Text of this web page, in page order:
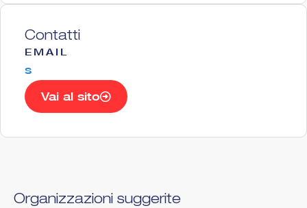
Contatti
EMAIL
s
Vai al sito
Organizzazioni suggerite